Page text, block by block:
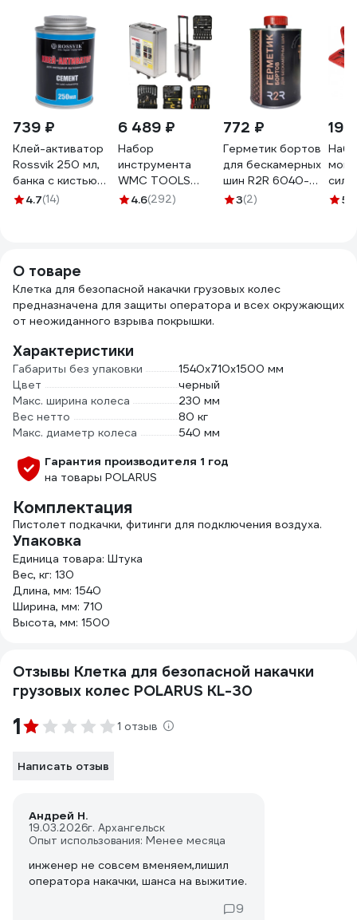
739 ₽
Клей-активатор
Rossvik 250 мл,
банка с кистью
K.025.K.2
4.7(14)
6 489 ₽
Набор
инструмента
WMC TOOLS
1/4"&1/2"DR 6
4.6(292)
772 ₽
Герметик бортов
для бескамерных
шин R2R 6040-
ГБ800
3(2)
19
5
О товаре
Клетка для безопасной накачки грузовых колес
предназначена для защиты оператора и всех окружающих
от неожиданного взрыва покрышки.
Характеристики
Габариты без упаковки
1540x710x1500 мм
Цвет
черный
Макс. ширина колеса
230 мм
Вес нетто
80 кг
Макс. диаметр колеса
540 мм
Гарантия производителя 1 год
на товары POLARUS
Комплектация
Пистолет подкачки, фитинги для подключения воздуха.
Упаковка
Единица товара: Штука
Вес, кг: 130
Длина, мм: 1540
Ширина, мм: 710
Высота, мм: 1500
Отзывы Клетка для безопасной накачки
грузовых колес POLARUS KL-30
1 1 отзыв
Написать отзыв
Андрей Н.
19.03.2026г. Архангельск
Опыт использования: Менее месяца
инженер не совсем вменяем,лишил
оператора накачки, шанса на выжитие.
9